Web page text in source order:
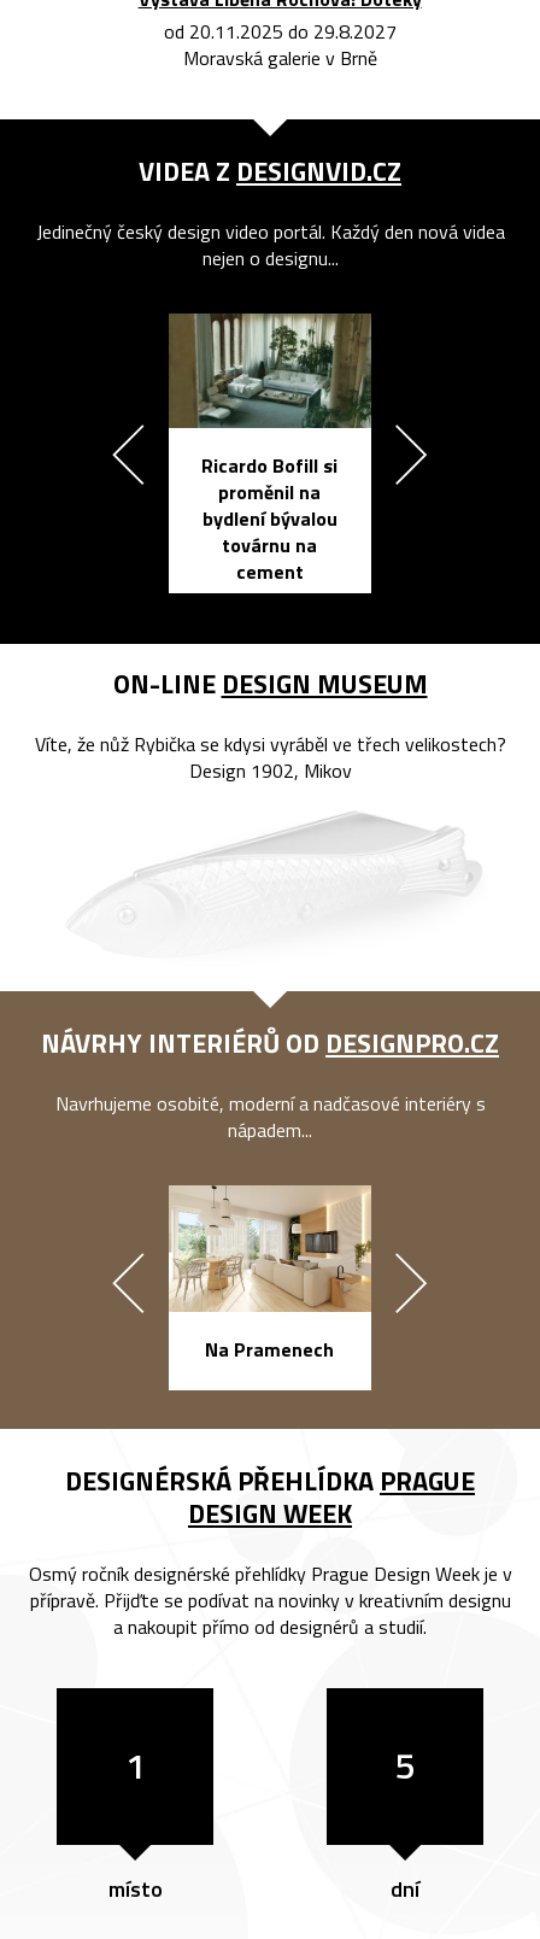
od 20.11.2025 do 29.8.2027
Moravská galerie v Brně
VIDEA Z DESIGNVID.CZ
Jedinečný český design video portál. Každý den nová videa
nejen o designu...
Ricardo Bofill si
proměnil na
bydlení bývalou
továrnu na
cement
ON-LINE DESIGN MUSEUM
Víte, že nůž Rybička se kdysi vyráběl ve třech velikostech?
Design 1902, Mikov
NÁVRHY INTERIÉRŮ OD DESIGNPRO.CZ
Navrhujeme osobité, moderní a nadčasové interiéry s
nápadem...
Na Pramenech
DESIGNÉRSKÁ PŘEHLÍDKA PRAGUE
DESIGN WEEK
Osmý ročník designérské přehlídky Prague Design Week je v
přípravě. Přijďte se podívat na novinky v kreativním designu
a nakoupit přímo od designérů a studií.
1
místo
5
dní